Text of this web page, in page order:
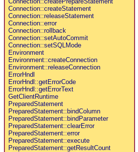
Connection::createStatement
Connection::releaseStatement
Connection::error
Connection::rollback
Connection::setAutoCommit
Connection::setSQLMode
Environment
Environment::createConnection
Environment::releaseConnection
ErrorHndl
ErrorHndl::getErrorCode
ErrorHndl::getErrorText
GetClientRuntime
PreparedStatement
PreparedStatement::bindColumn
PreparedStatement::bindParameter
PreparedStatement::clearError
PreparedStatement::error
PreparedStatement::execute
PreparedStatement::getResultCount